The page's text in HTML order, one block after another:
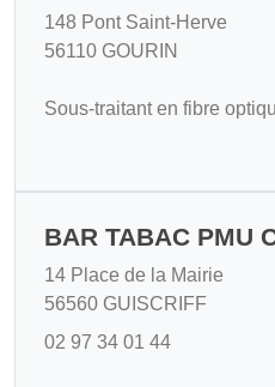
148 Pont Saint-Herve
56110 GOURIN
Sous-traitant en fibre
BAR TABAC PMU
14 Place de la Mairie
56560 GUISCRIFF
02 97 34 01 44